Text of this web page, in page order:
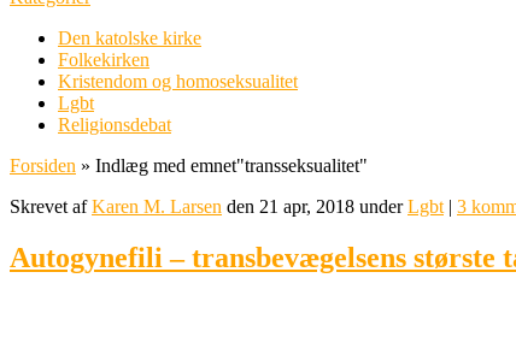
Den katolske kirke
Folkekirken
Kristendom og homoseksualitet
Lgbt
Religionsdebat
Forsiden » Indlæg med emnet"transseksualitet"
Skrevet afKaren M. Larsen den 21 apr, 2018 underLgbt | 3
Autogynefili – transbevægelsens største